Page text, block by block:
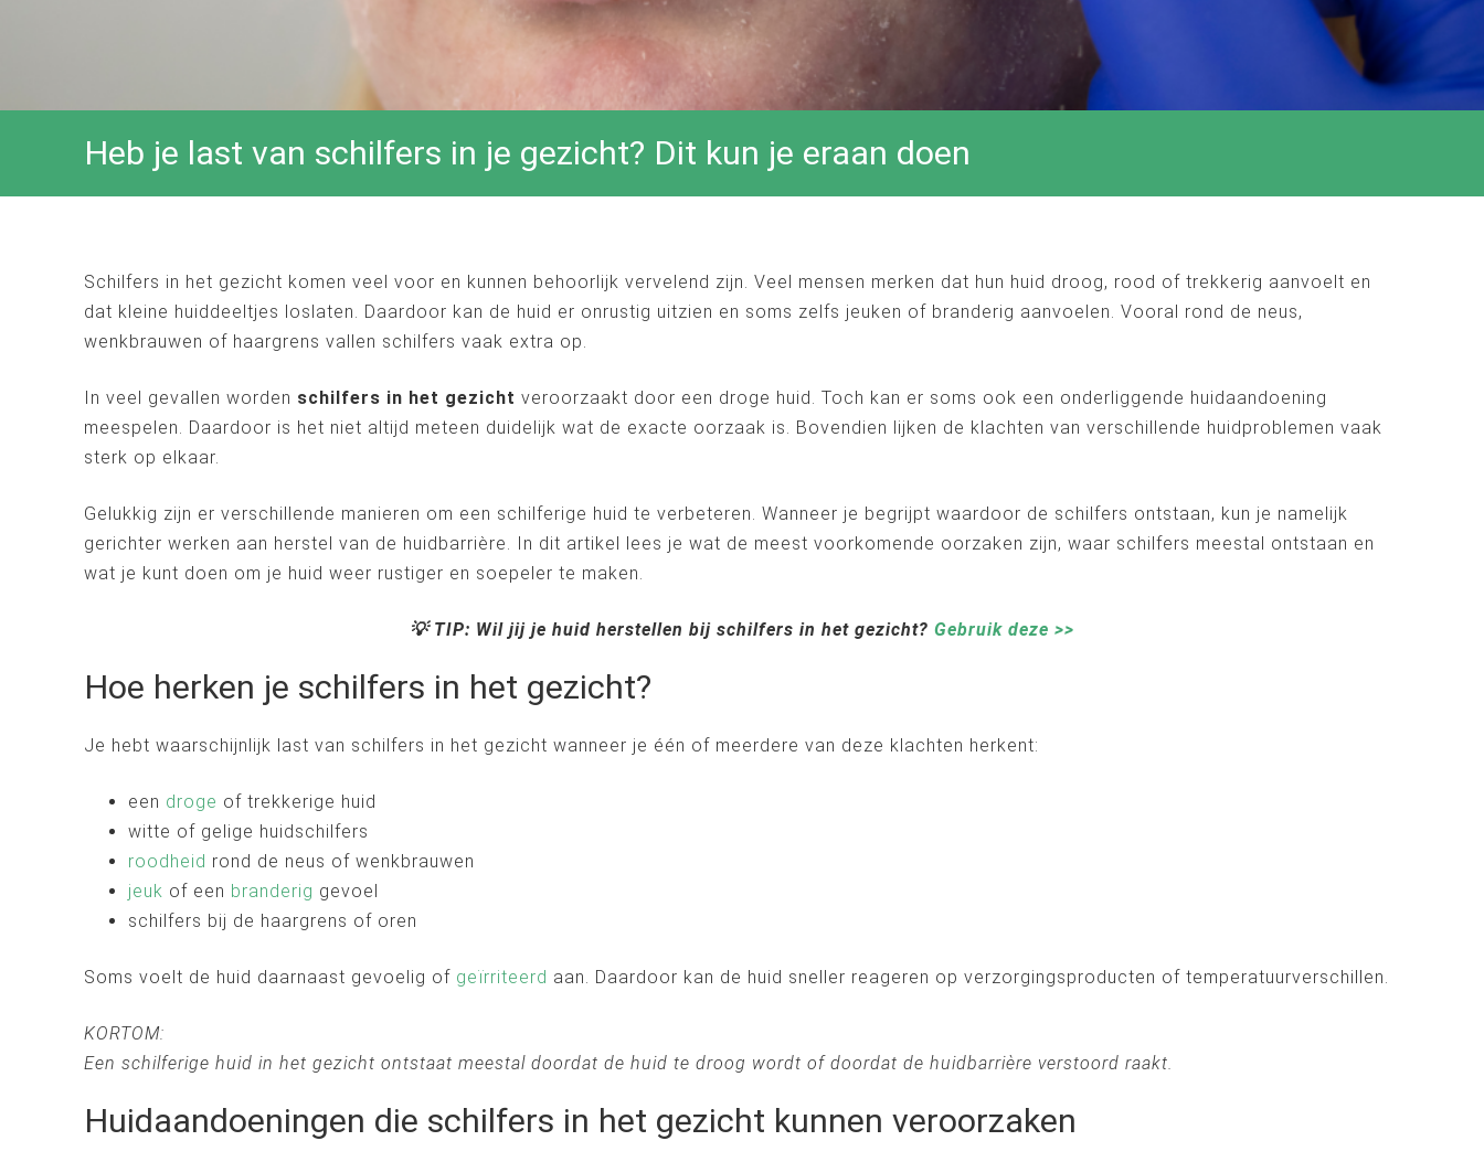
Heb je last van schilfers in je gezicht? Dit kun je eraan doen
Schilfers in het gezicht komen veel voor en kunnen behoorlijk vervelend zijn. Veel mensen merken dat hun huid droog, rood of trekkerig aanvoelt en
dat kleine huiddeeltjes loslaten. Daardoor kan de huid er onrustig uitzien en soms zelfs jeuken of branderig aanvoelen. Vooral rond de neus,
wenkbrauwen of haargrens vallen schilfers vaak extra op.
In veel gevallen worden schilfers in het gezicht veroorzaakt door een droge huid. Toch kan er soms ook een onderliggende huidaandoening
meespelen. Daardoor is het niet altijd meteen duidelijk wat de exacte oorzaak is. Bovendien lijken de klachten van verschillende huidproblemen vaak
sterk op elkaar.
Gelukkig zijn er verschillende manieren om een schilferige huid te verbeteren. Wanneer je begrijpt waardoor de schilfers ontstaan, kun je namelijk
gerichter werken aan herstel van de huidbarrière. In dit artikel lees je wat de meest voorkomende oorzaken zijn, waar schilfers meestal ontstaan en
wat je kunt doen om je huid weer rustiger en soepeler te maken.
💡 TIP: Wil jij je huid herstellen bij schilfers in het gezicht? Gebruik deze >>
Hoe herken je schilfers in het gezicht?
Je hebt waarschijnlijk last van schilfers in het gezicht wanneer je één of meerdere van deze klachten herkent:
een droge of trekkerige huid
witte of gelige huidschilfers
roodheid rond de neus of wenkbrauwen
jeuk of een branderig gevoel
schilfers bij de haargrens of oren
Soms voelt de huid daarnaast gevoelig of geïrriteerd aan. Daardoor kan de huid sneller reageren op verzorgingsproducten of temperatuurverschillen.
KORTOM:
Een schilferige huid in het gezicht ontstaat meestal doordat de huid te droog wordt of doordat de huidbarrière verstoord raakt.
Huidaandoeningen die schilfers in het gezicht kunnen veroorzaken